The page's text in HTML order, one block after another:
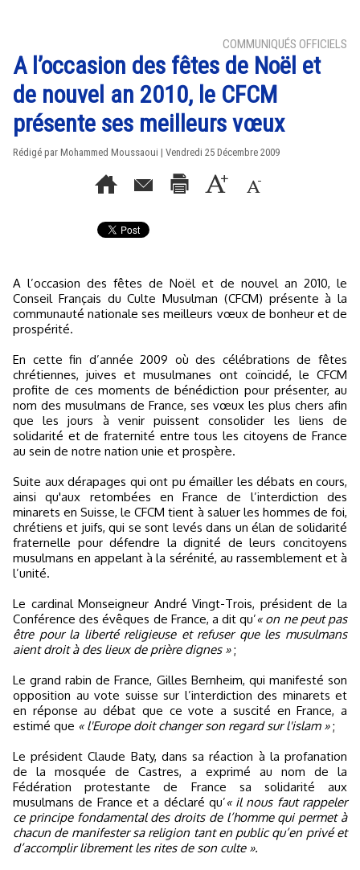
COMMUNIQUÉS OFFICIELS
A l’occasion des fêtes de Noël et
de nouvel an 2010, le CFCM
présente ses meilleurs vœux
Rédigé par Mohammed Moussaoui | Vendredi 25 Décembre 2009
A l’occasion des fêtes de Noël et de nouvel an 2010, le
Conseil Français du Culte Musulman (CFCM) présente à la
communauté nationale ses meilleurs vœux de bonheur et de
prospérité.
En cette fin d’année 2009 où des célébrations de fêtes
chrétiennes, juives et musulmanes ont coïncidé, le CFCM
profite de ces moments de bénédiction pour présenter, au
nom des musulmans de France, ses vœux les plus chers afin
que les jours à venir puissent consolider les liens de
solidarité et de fraternité entre tous les citoyens de France
au sein de notre nation unie et prospère.
Suite aux dérapages qui ont pu émailler les débats en cours,
ainsi qu'aux retombées en France de l’interdiction des
minarets en Suisse, le CFCM tient à saluer les hommes de foi,
chrétiens et juifs, qui se sont levés dans un élan de solidarité
fraternelle pour défendre la dignité de leurs concitoyens
musulmans en appelant à la sérénité, au rassemblement et à
l’unité.
Le cardinal Monseigneur André Vingt-Trois, président de la
Conférence des évêques de France, a dit qu’« on ne peut pas
être pour la liberté religieuse et refuser que les musulmans
aient droit à des lieux de prière dignes »;
Le grand rabin de France, Gilles Bernheim, qui manifesté son
opposition au vote suisse sur l’interdiction des minarets et
en réponse au débat que ce vote a suscité en France, a
estimé que « l'Europe doit changer son regard sur l'islam »;
Le président Claude Baty, dans sa réaction à la profanation
de la mosquée de Castres, a exprimé au nom de la
Fédération protestante de France sa solidarité aux
musulmans de France et a déclaré qu’« il nous faut rappeler
ce principe fondamental des droits de l’homme qui permet à
chacun de manifester sa religion tant en public qu’en privé et
d’accomplir librement les rites de son culte ».